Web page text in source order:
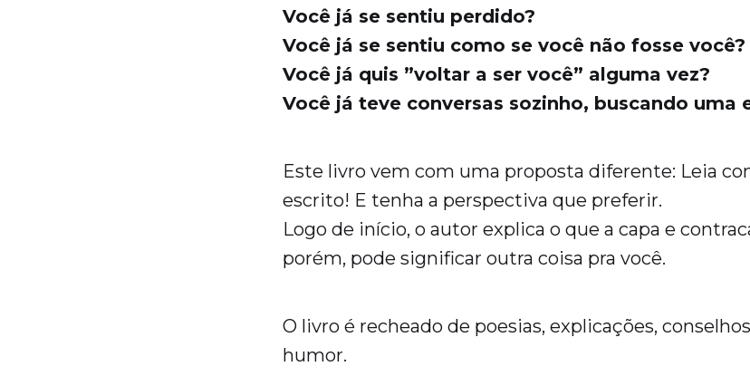
Você já se sentiu perdido?
Você já se sentiu como se você não fosse você?
Você já quis ”voltar a ser você” alguma vez?
Você já teve conversas sozinho, buscando uma
Este livro vem com uma proposta diferente: Leia
escrito! E tenha a perspectiva que preferir.
Logo de início, o autor explica o que a capa e
porém, pode significar outra coisa pra você.
O livro é recheado de poesias, explicações,
humor.